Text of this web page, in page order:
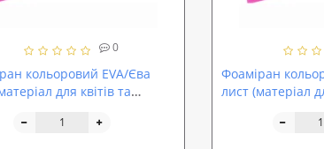
0
кольоровий EVA/Єва
для квітів та
(sp-0069)
Фоаміран
лист (матеріал
SoundProOFF